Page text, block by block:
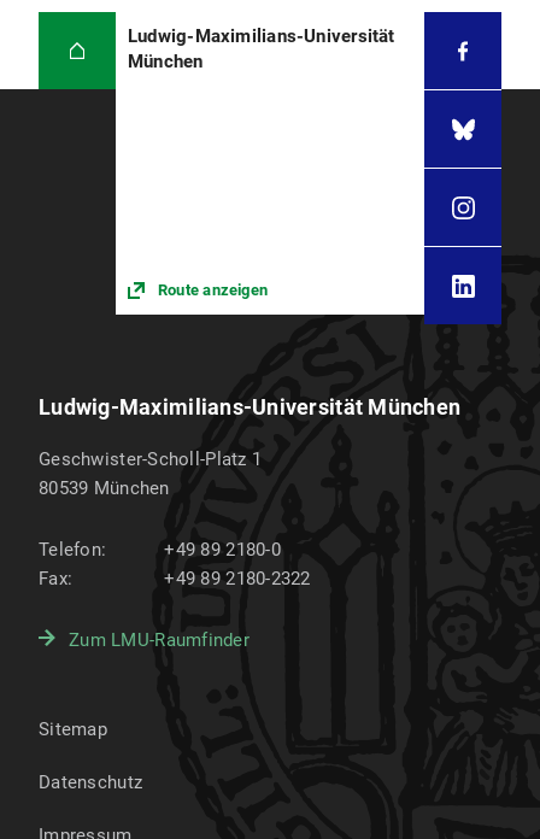
Ludwig-Maximilians-Universität
München
Route anzeigen
Ludwig-Maximilians-Universität München
Geschwister-Scholl-Platz 1
80539 München
Telefon:
+49 89 2180-0
Fax:
+49 89 2180-2322
Zum LMU-Raumfinder
Sitemap
Datenschutz